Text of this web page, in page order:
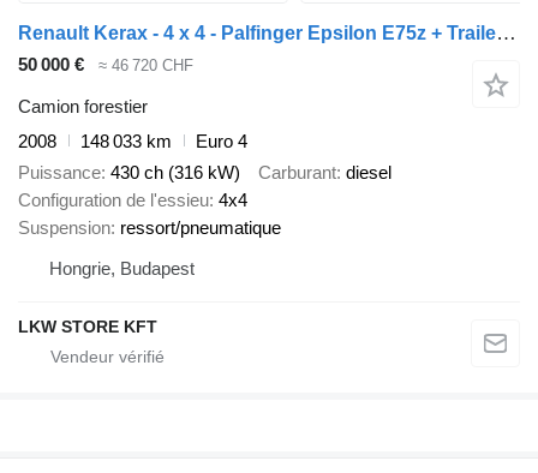
Renault Kerax - 4 x 4 - Palfinger Epsilon E75z + Trailer SET
50 000 € ≈ 46 720 CHF
Camion forestier
2008
148 033 km
Euro 4
Puissance 430 ch (316 kW) Carburant diesel
Configuration de l'essieu 4x4
Suspension ressort/pneumatique
Hongrie, Budapest
LKW STORE KFT